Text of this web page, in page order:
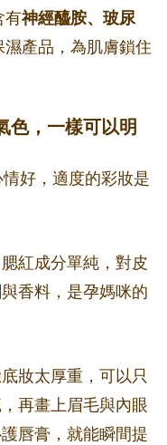
有神經醯胺、玻尿
濕產品，為肌膚鎖住
色，一樣可以明
好，適度的彩妝是
腮紅成分單純，對皮
香料，是孕媽咪的
妝太厚重，可以只
再畫上眉毛與內眼
唇膏，就能瞬間提